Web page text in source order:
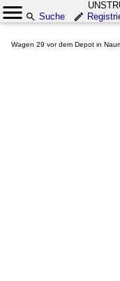
Suche
Wagen 29 vor dem Depot in